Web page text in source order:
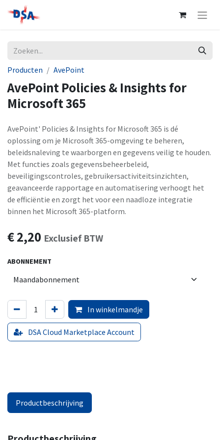
Producten AvePoint
AvePoint Policies & Insights for
Microsoft 365
AvePoint' Policies & Insights for Microsoft 365 is dé
oplossing om je Microsoft 365-omgeving te beheren,
beleidsnaleving te waarborgen en gegevens veilig te houden.
Met functies zoals gegevensbeheerbeleid,
beveiligingscontroles, gebruikersactiviteitsinzichten,
geavanceerde rapportage en automatisering verhoogt het
de efficiëntie en zorgt het voor een naadloze integratie
binnen het Microsoft 365-platform.
€2,20 Exclusief BTW
ABONNEMENT
In winkelmandje
DSA Cloud Marketplace Account
Productbeschrijving